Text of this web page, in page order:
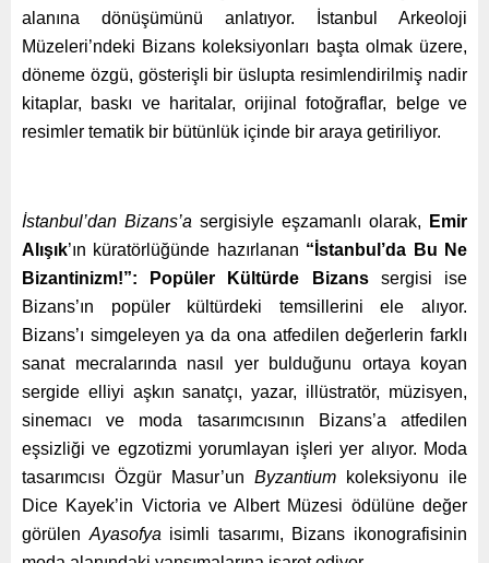
alanına dönüşümünü anlatıyor. İstanbul Arkeoloji
Müzeleri’ndeki Bizans koleksiyonları başta olmak üzere,
döneme özgü, gösterişli bir üslupta resimlendirilmiş nadir
kitaplar, baskı ve haritalar, orijinal fotoğraflar, belge ve
resimler tematik bir bütünlük içinde bir araya getiriliyor.
İstanbul’dan Bizans’a sergisiyle eşzamanlı olarak,
Emir
Alışık’ın küratörlüğünde hazırlanan “İstanbul’da Bu Ne
Bizantinizm!”: Popüler Kültürde Bizanssergisi ise
Bizans’ın popüler kültürdeki temsillerini ele alıyor.
Bizans’ı simgeleyen ya da ona atfedilen değerlerin farklı
sanat mecralarında nasıl yer bulduğunu ortaya koyan
sergide elliyi aşkın sanatçı, yazar, illüstratör, müzisyen,
sinemacı ve moda tasarımcısının Bizans’a atfedilen
eşsizliği ve egzotizmi yorumlayan işleri yer alıyor. Moda
tasarımcısı Özgür Masur’un Byzantium koleksiyonu ile
Dice Kayek’in Victoria ve Albert Müzesi ödülüne değer
görülen Ayasofya isimli tasarımı, Bizans ikonografisinin